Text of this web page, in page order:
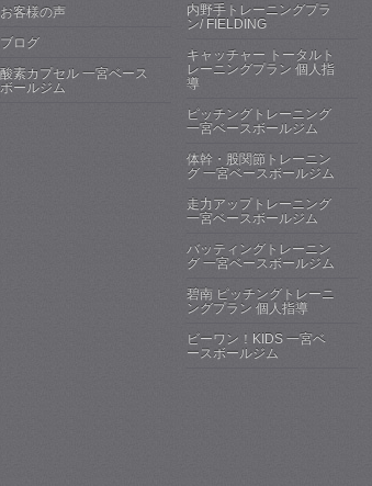
お客様の声
ブログ
酸素カプセル 一宮ベース
ボールジム
内野手トレーニングプラ
ン/ FIELDING
キャッチャー トータルト
レーニングプラン 個人指
導
ピッチングトレーニング
一宮ベースボールジム
体幹・股関節トレーニン
グ 一宮ベースボールジム
走力アップトレーニング
一宮ベースボールジム
バッティングトレーニン
グ 一宮ベースボールジム
碧南 ピッチングトレーニ
ングプラン 個人指導
ビーワン！KIDS 一宮ベ
ースボールジム